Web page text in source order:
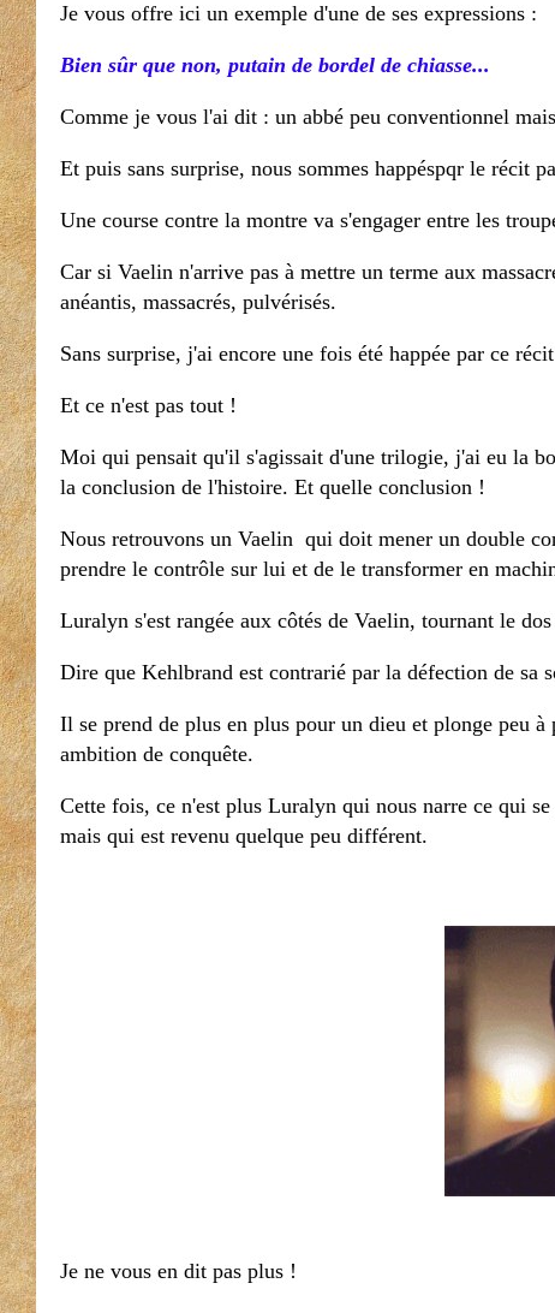
Je vous offre ici un exemple d'une de ses expressions :
Bien sûr que non, putain de bordel de chiasse...
Comme je vous l'ai dit : un abbé peu conventionnel
Et puis sans surprise, nous sommes happéspqr le récit
Une course contre la montre va s'engager entre les
Car si Vaelin n'arrive pas à mettre un terme aux
anéantis, massacrés, pulvérisés.
Sans surprise, j'ai encore une fois été happée par ce
Et ce n'est pas tout !
Moi qui pensait qu'il s'agissait d'une trilogie, j'ai eu la
la conclusion de l'histoire. Et quelle conclusion !
Nous retrouvons un Vaelin qui doit mener un double
prendre le contrôle sur lui et de le transformer en
Luralyn s'est rangée aux côtés de Vaelin, tournant le
Dire que Kehlbrand est contrarié par la défection de sa
Il se prend de plus en plus pour un dieu et plonge peu
ambition de conquête.
Cette fois, ce n'est plus Luralyn qui nous narre ce qui
mais qui est revenu quelque peu différent.
Je ne vous en dit pas plus !